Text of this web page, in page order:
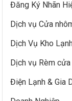
Đăng Ký Nhãn
Dịch vụ Cửa
Dịch Vụ Kho
Dịch vụ Rèm cửa
Điện Lạnh & Gia